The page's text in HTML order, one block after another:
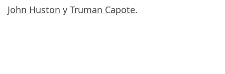
John Huston y Truman Capote.